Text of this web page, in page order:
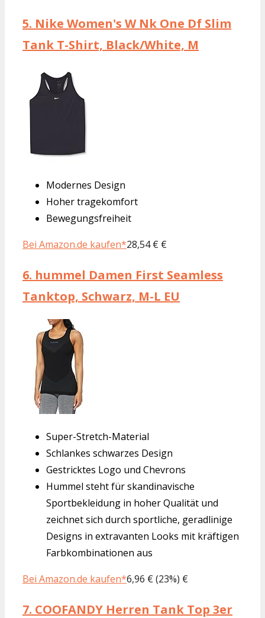
5. Nike Women's W Nk One Df Slim
Tank T-Shirt, Black/White, M
Modernes Design
Hoher tragekomfort
Bewegungsfreiheit
Bei Amazon.de kaufen*28,54 € €
6. hummel Damen First Seamless
Tanktop, Schwarz, M-L EU
Super-Stretch-Material
Schlankes schwarzes Design
Gestricktes Logo und Chevrons
Hummel steht für skandinavische
Sportbekleidung in hoher Qualität und
zeichnet sich durch sportliche, geradlinige
Designs in extravanten Looks mit kräftigen
Farbkombinationen aus
Bei Amazon.de kaufen*6,96 € (23%) €
7. COOFANDY Herren Tank Top 3er